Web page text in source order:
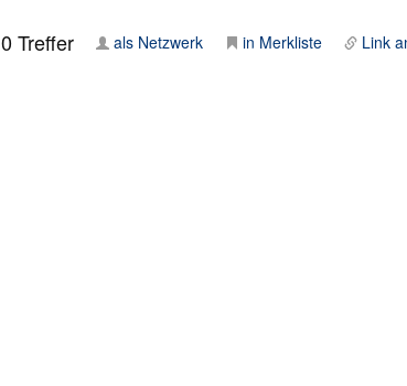
0Treffer als Netzwerk in Merkliste Link